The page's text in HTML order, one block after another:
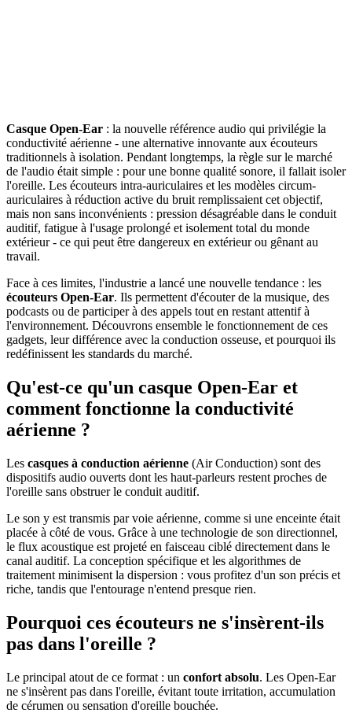
Casque Open-Ear : la nouvelle référence audio qui privilégie la
conductivité aérienne - une alternative innovante aux écouteurs
traditionnels à isolation. Pendant longtemps, la règle sur le marché
de l'audio était simple : pour une bonne qualité sonore, il fallait isoler
l'oreille. Les écouteurs intra-auriculaires et les modèles circum-
auriculaires à réduction active du bruit remplissaient cet objectif,
mais non sans inconvénients : pression désagréable dans le conduit
auditif, fatigue à l'usage prolongé et isolement total du monde
extérieur - ce qui peut être dangereux en extérieur ou gênant au
travail.
Face à ces limites, l'industrie a lancé une nouvelle tendance : les
écouteurs Open-Ear. Ils permettent d'écouter de la musique, des
podcasts ou de participer à des appels tout en restant attentif à
l'environnement. Découvrons ensemble le fonctionnement de ces
gadgets, leur différence avec la conduction osseuse, et pourquoi ils
redéfinissent les standards du marché.
Qu'est-ce qu'un casque Open-Ear et
comment fonctionne la conductivité
aérienne ?
Les casques à conduction aérienne (Air Conduction) sont des
dispositifs audio ouverts dont les haut-parleurs restent proches de
l'oreille sans obstruer le conduit auditif.
Le son y est transmis par voie aérienne, comme si une enceinte était
placée à côté de vous. Grâce à une technologie de son directionnel,
le flux acoustique est projeté en faisceau ciblé directement dans le
canal auditif. La conception spécifique et les algorithmes de
traitement minimisent la dispersion : vous profitez d'un son précis et
riche, tandis que l'entourage n'entend presque rien.
Pourquoi ces écouteurs ne s'insèrent-ils
pas dans l'oreille ?
Le principal atout de ce format : un confort absolu. Les Open-Ear
ne s'insèrent pas dans l'oreille, évitant toute irritation, accumulation
de cérumen ou sensation d'oreille bouchée.